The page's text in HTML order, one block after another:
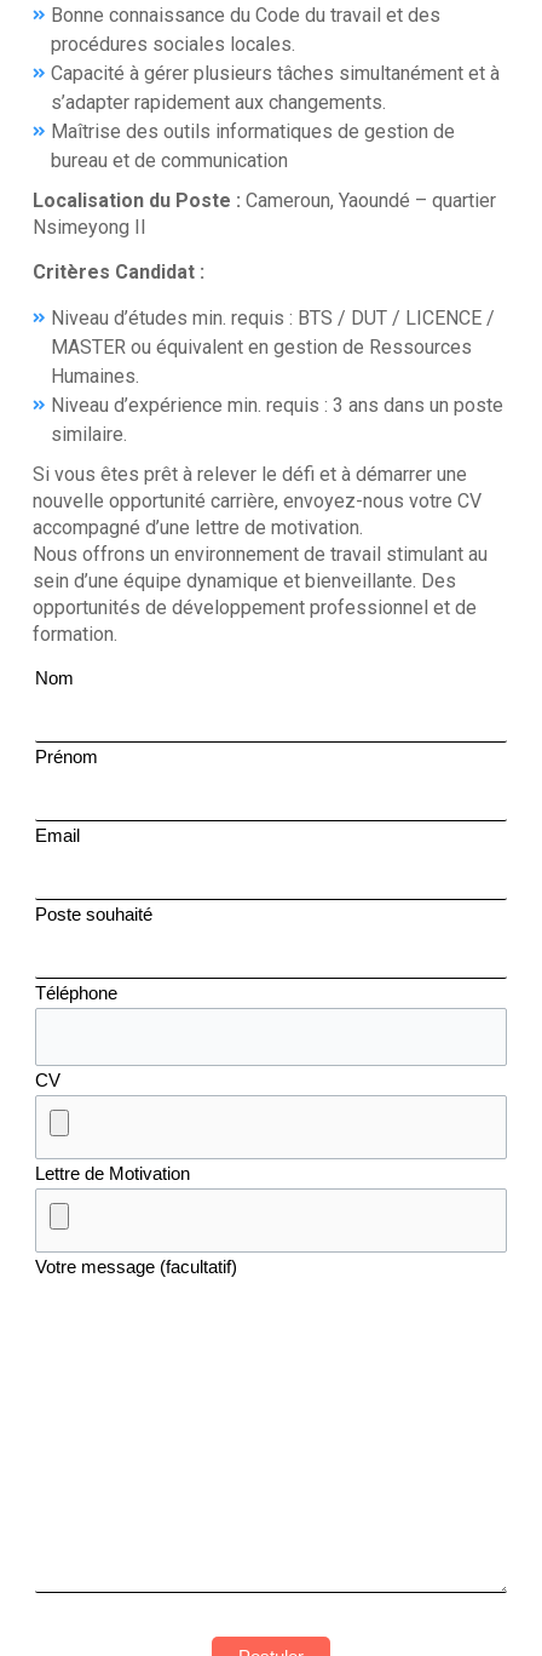
Bonne connaissance du Code du travail et des
procédures sociales locales.
Capacité à gérer plusieurs tâches simultanément et à
s’adapter rapidement aux changements.
Maîtrise des outils informatiques de gestion de
bureau et de communication
Localisation du Poste : Cameroun, Yaoundé – quartier
Nsimeyong II
Critères Candidat :
Niveau d’études min. requis : BTS / DUT / LICENCE /
MASTER ou équivalent en gestion de Ressources
Humaines.
Niveau d’expérience min. requis : 3 ans dans un poste
similaire.
Si vous êtes prêt à relever le défi et à démarrer une
nouvelle opportunité carrière, envoyez-nous votre CV
accompagné d’une lettre de motivation.
Nous offrons un environnement de travail stimulant au
sein d’une équipe dynamique et bienveillante. Des
opportunités de développement professionnel et de
formation.
Nom
Prénom
Email
Poste souhaité
Téléphone
CV
Lettre de Motivation
Votre message (facultatif)